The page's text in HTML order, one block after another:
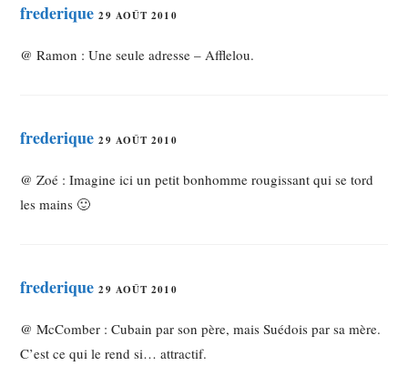
frederique 29 AOÛT 2010
@ Ramon : Une seule adresse – Afflelou.
frederique 29 AOÛT 2010
@ Zoé : Imagine ici un petit bonhomme rougissant qui se tord
les mains 🙂
frederique 29 AOÛT 2010
@ McComber : Cubain par son père, mais Suédois par sa mère.
C’est ce qui le rend si… attractif.